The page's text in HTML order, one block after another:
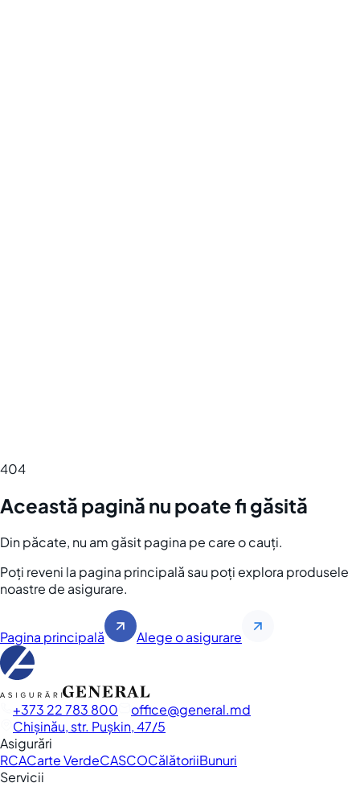
404
Această pagină nu poate fi găsită
Din păcate, nu am găsit pagina pe care o cauți.
Poți reveni la pagina principală sau poți explora produsele
noastre de asigurare.
Pagina principală Alege o asigurare
+373 22 783 800 office
general.md
Chișinău, str. Pușkin, 47/5
Asigurări
RCACarte VerdeCASCOCălătoriiBunuri
Servicii